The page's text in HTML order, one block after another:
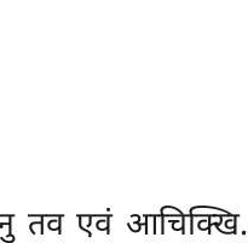
तव एवं आचिक्खि.